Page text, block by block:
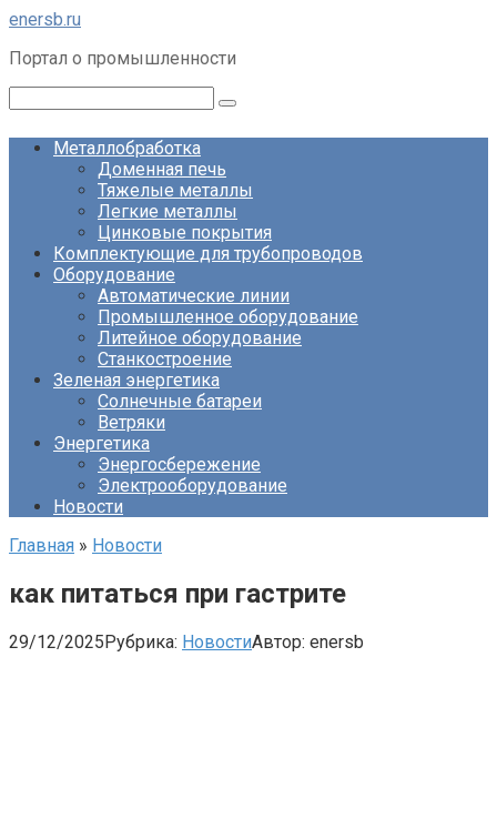
Перейти
контенту
enersb.ru
Портал о промышленности
Металлобработка
Доменная печь
Тяжелые металлы
Легкие металлы
Цинковые покрытия
Комплектующие для трубопроводов
Оборудование
Автоматические линии
Промышленное оборудование
Литейное оборудование
Станкостроение
Зеленая энергетика
Солнечные батареи
Ветряки
Энергетика
Энергосбережение
Электрооборудование
Новости
Главная » Новости
как питаться при гастрите
29/12/2025Рубрика: НовостиАвтор: enersb